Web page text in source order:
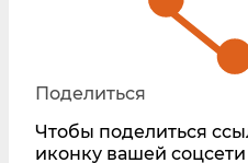
Поделиться
Чтобы поделиться
иконку вашей соцсети